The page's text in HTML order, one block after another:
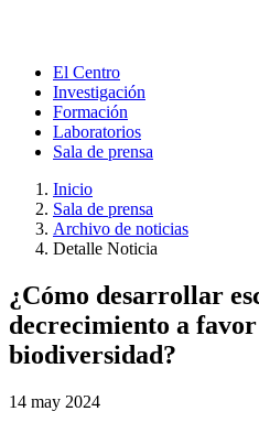
El Centro
Investigación
Formación
Laboratorios
Sala de prensa
Inicio
Sala de prensa
Archivo de noticias
Detalle Noticia
¿Cómo desarrollar
decrecimiento a
biodiversidad?
14 may 2024